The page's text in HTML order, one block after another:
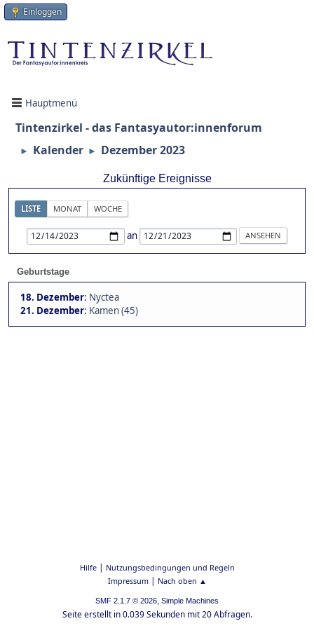
Einloggen
Hauptmenü
Tintenzirkel - das Fantasyautor:innenforum
► Kalender ► Dezember 2023
Zukünftige Ereignisse
LISTE MONAT WOCHE
an
Geburtstage
18. Dezember: Nyctea
21. Dezember: Kamen (45)
Hilfe| Nutzungsbedingungen und Regeln
Impressum| Nach oben ▲
SMF 2.1.7 © 2026, Simple Machines
Seite erstellt in 0.039 Sekunden mit 20 Abfragen.